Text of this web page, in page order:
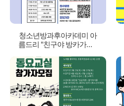
청소년방과후아카데미 아
름드리 "친구야 방카가자!"